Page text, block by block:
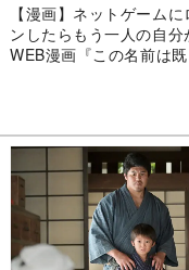
【漫画】ネットゲーム
ンしたらもう一人の自
WEB漫画『この名前は